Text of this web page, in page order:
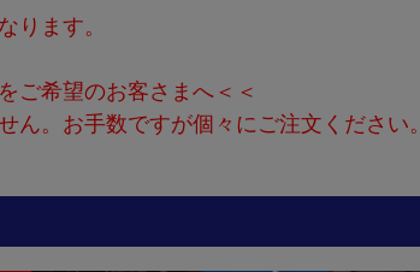
ります。
ご希望のお客さまへ＜＜
ん。お手数ですが個々にご注文ください。